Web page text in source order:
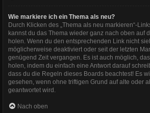
Wie markiere ich ein Thema als neu?
Durch Klicken des „Thema als neu markieren“-
kannst du das Thema wieder ganz nach oben auf
holen. Wenn du den entsprechenden Link nicht
möglicherweise deaktiviert oder seit der letzten
genügend Zeit vergangen. Es ist auch möglich,
holen, indem du einfach eine Antwort darauf
dass du die Regeln dieses Boards beachtest! Es
gesehen, wenn ohne triftigen Grund auf alte oder
geantwortet wird.
Nach oben